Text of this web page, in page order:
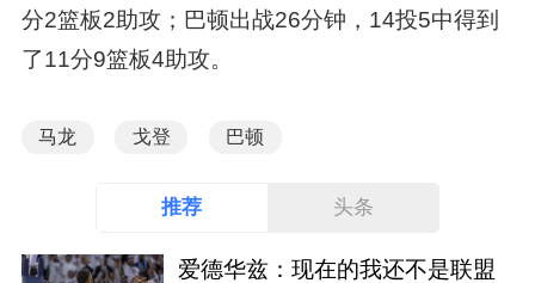
分2篮板2助攻；巴顿出战26分钟，14投5中得到
了11分9篮板4助攻。
马龙 戈登 巴顿
推荐 头条
爱德华兹：现在的我还不是联盟